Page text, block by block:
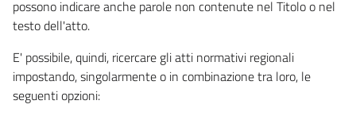
possono indicare anche parole non contenute nel Titolo o nel
testo dell'atto.
E' possibile, quindi, ricercare gli atti normativi regionali
impostando, singolarmente o in combinazione tra loro, le
seguenti opzioni: